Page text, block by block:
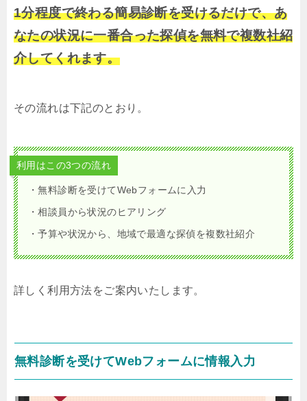
1分程度で終わる簡易診断を受けるだけで、あ
なたの状況に一番合った探偵を無料で複数社紹
介してくれます。
その流れは下記のとおり。
利用はこの3つの流れ
・無料診断を受けてWebフォームに入力
・相談員から状況のヒアリング
・予算や状況から、地域で最適な探偵を複数社紹介
詳しく利用方法をご案内いたします。
無料診断を受けてWebフォームに情報入力